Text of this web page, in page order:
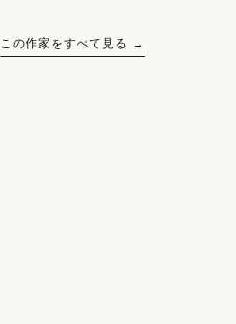
この作家をすべて見る →